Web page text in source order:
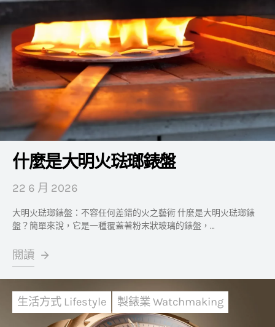
什麼是大明火琺瑯錶盤
22 6 月 2026
大明火琺瑯錶盤：不容任何差錯的火之藝術 什麼是大明火琺瑯錶
盤？簡單來說，它是一種覆蓋著粉末狀玻璃的錶盤，…
閱讀
生活方式 Lifestyle 製錶業 Watchmaking